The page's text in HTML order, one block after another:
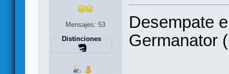
Mensajes: 53
Distinciones
Desempate
Germanator